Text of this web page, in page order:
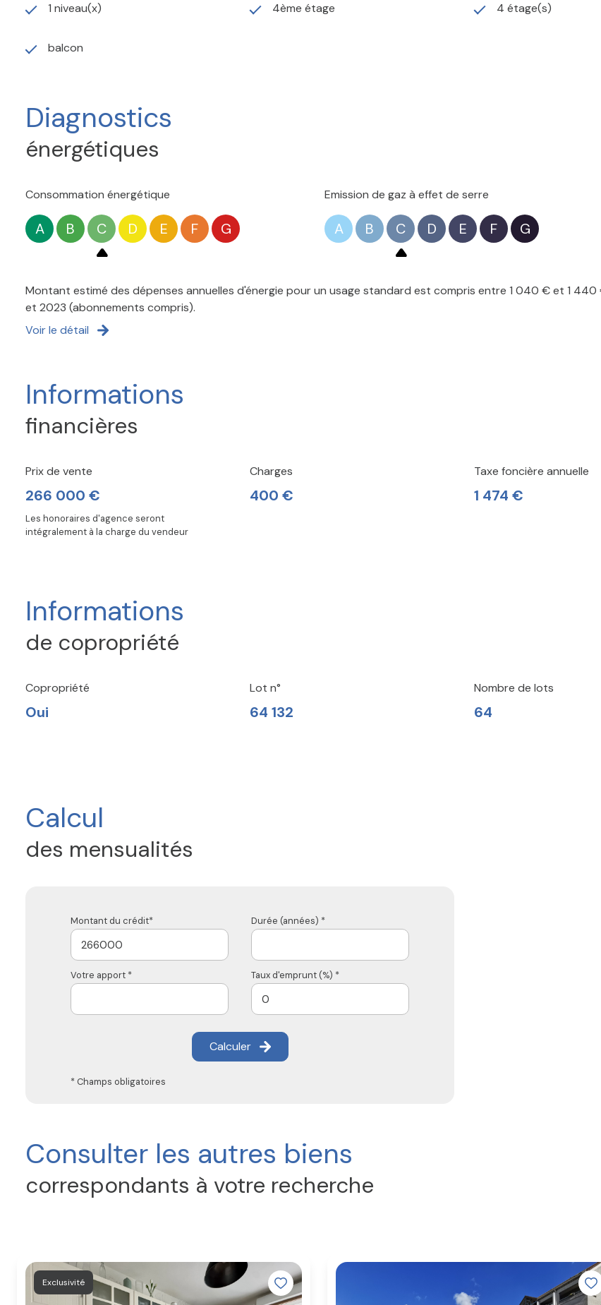
1 niveau(x) 4ème étage 4 étage(s)
balcon
Diagnostics
énergétiques
Consommation énergétique
A B C D E F G
Emission de gaz à effet de serre
A B C D E F G
Montant estimé des dépenses annuelles d'énergie pour un usage standard est compris entre 1 040 € et 1 440
et 2023 (abonnements compris).
Voir le détail
Informations
financières
Prix de vente
266 000 €
Les honoraires d'agence seront
intégralement à la charge du vendeur
Charges
400 €
Taxe foncière annuelle
1 474 €
Informations
de copropriété
Copropriété
Oui
Lot n°
64 132
Nombre de lots
64
Calcul
des mensualités
Montant du crédit* Durée (années) *
Votre apport * Taux d'emprunt (%) *
Calculer
* Champs obligatoires
Consulter les autres biens
correspondants à votre recherche
Exclusivité